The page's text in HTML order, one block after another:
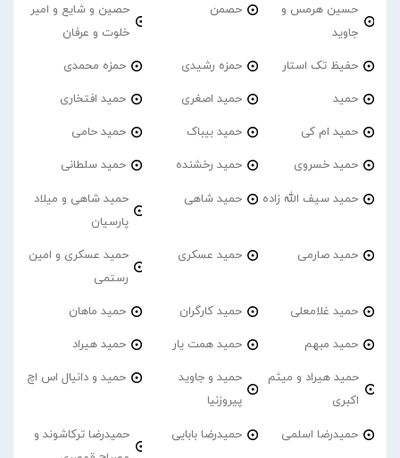
حسین هرمس و
جاوید
حصمن
حصین و شایع و امیر
خلوت و عرفان
حفیظ تک استار حمزه رشیدی حمزه محمدی
حمید حمید اصغری حمید افتخاری
حمید ام کی حمید بیباک حمید حامی
حمید خسروی حمید رخشنده حمید سلطانی
حمید سیف الله زاده حمید شاهی
حمید شاهی و میلاد
پارسیان
حمید صارمی حمید عسکری
حمید عسکری و امین
رستمی
حمید غلامعلی حمید کارگران حمید ماهان
حمید مبهم حمید همت یار حمید هیراد
حمید هیراد و میثم
اکبری
حمید و جاوید
پیروزنیا
حمید و دانیال اس اچ
حمیدرضا اسلمی حمیدرضا بابایی
حمیدرضا ترکاشوند و